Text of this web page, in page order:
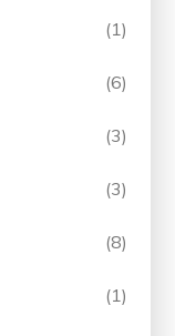
(1)
(6)
(3)
(3)
(8)
(1)